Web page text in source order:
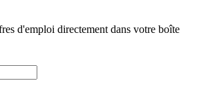
d'emploi directement dans votre boîte